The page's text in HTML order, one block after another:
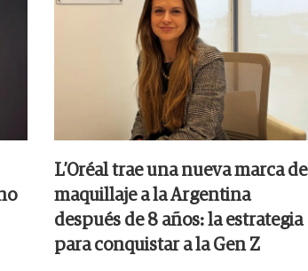
L’Oréal trae una nueva marca de
maquillaje a la Argentina
después de 8 años: la estrategia
para conquistar a la Gen Z